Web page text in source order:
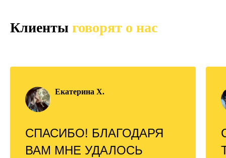
Клиенты говорят о нас
Екатерина Х.
СПАСИБО! БЛАГОДАРЯ
ВАМ МНЕ УДАЛОСЬ